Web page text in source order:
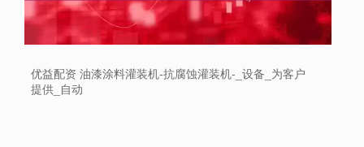
优益配资 油漆涂料灌装机-抗腐蚀灌装机-_设备_为客户
提供_自动